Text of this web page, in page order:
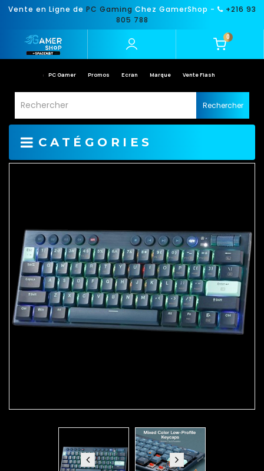
Vente en Ligne de PC Gaming Chez GamerShop -
+216 93
805 788
0
PC Gamer Promos Ecran Marque Vente Flash
Rechercher
CATÉGORIES